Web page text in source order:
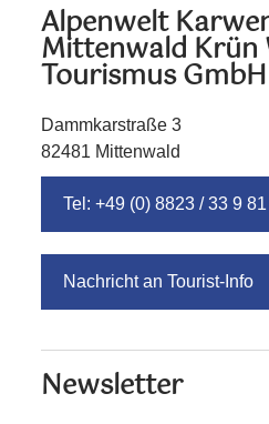
Alpenwelt
Mittenwald Krün
Tourismus GmbH
Dammkarstraße 3
82481 Mittenwald
Tel: +49 (0) 8823 / 33 9 81
Nachricht an Tourist-Info
Newsletter